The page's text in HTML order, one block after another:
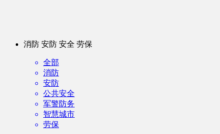
消防 安防 安全 劳保
全部
消防
安防
公共安全
军警防务
智慧城市
劳保